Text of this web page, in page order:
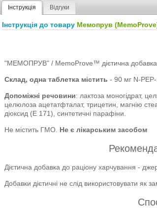
Інструкція Відгуки
Інструкція до товару Мемопрув
"МЕМOПРУВ" / MemoProve™ дієтична добавка
Склад, одна таблетка містить - 90 мг N-PEP-
Допоміжні речовини: лактоза моногідрат,
целюлоза ацетатфталат, трицетин, магнію
діоксид (E 171), синтетичні парафіни.
Не містить ГМО. Не є лікарським засобом
Дієтична добавка до раціону харчування -
Добавки дієтичні не слід використовувати як